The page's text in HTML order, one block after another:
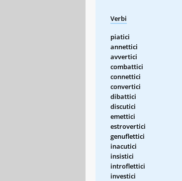
Verbi
piatici
annettici
avvertici
combattici
connettici
convertici
dibattici
discutici
emettici
estrovertici
genuflettici
inacutici
insistici
introflettici
investici